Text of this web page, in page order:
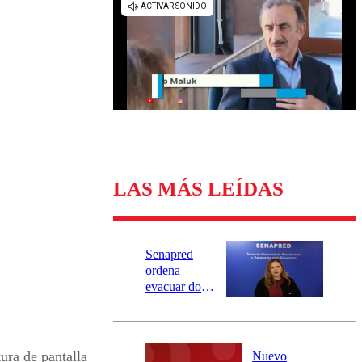
Universidad de Chile
Sustentabilidad
de pantalla
LAS MÁS LEÍDAS
Senapred
ordena
evacuar dos
Carahue por
río Damas:
Nuevo